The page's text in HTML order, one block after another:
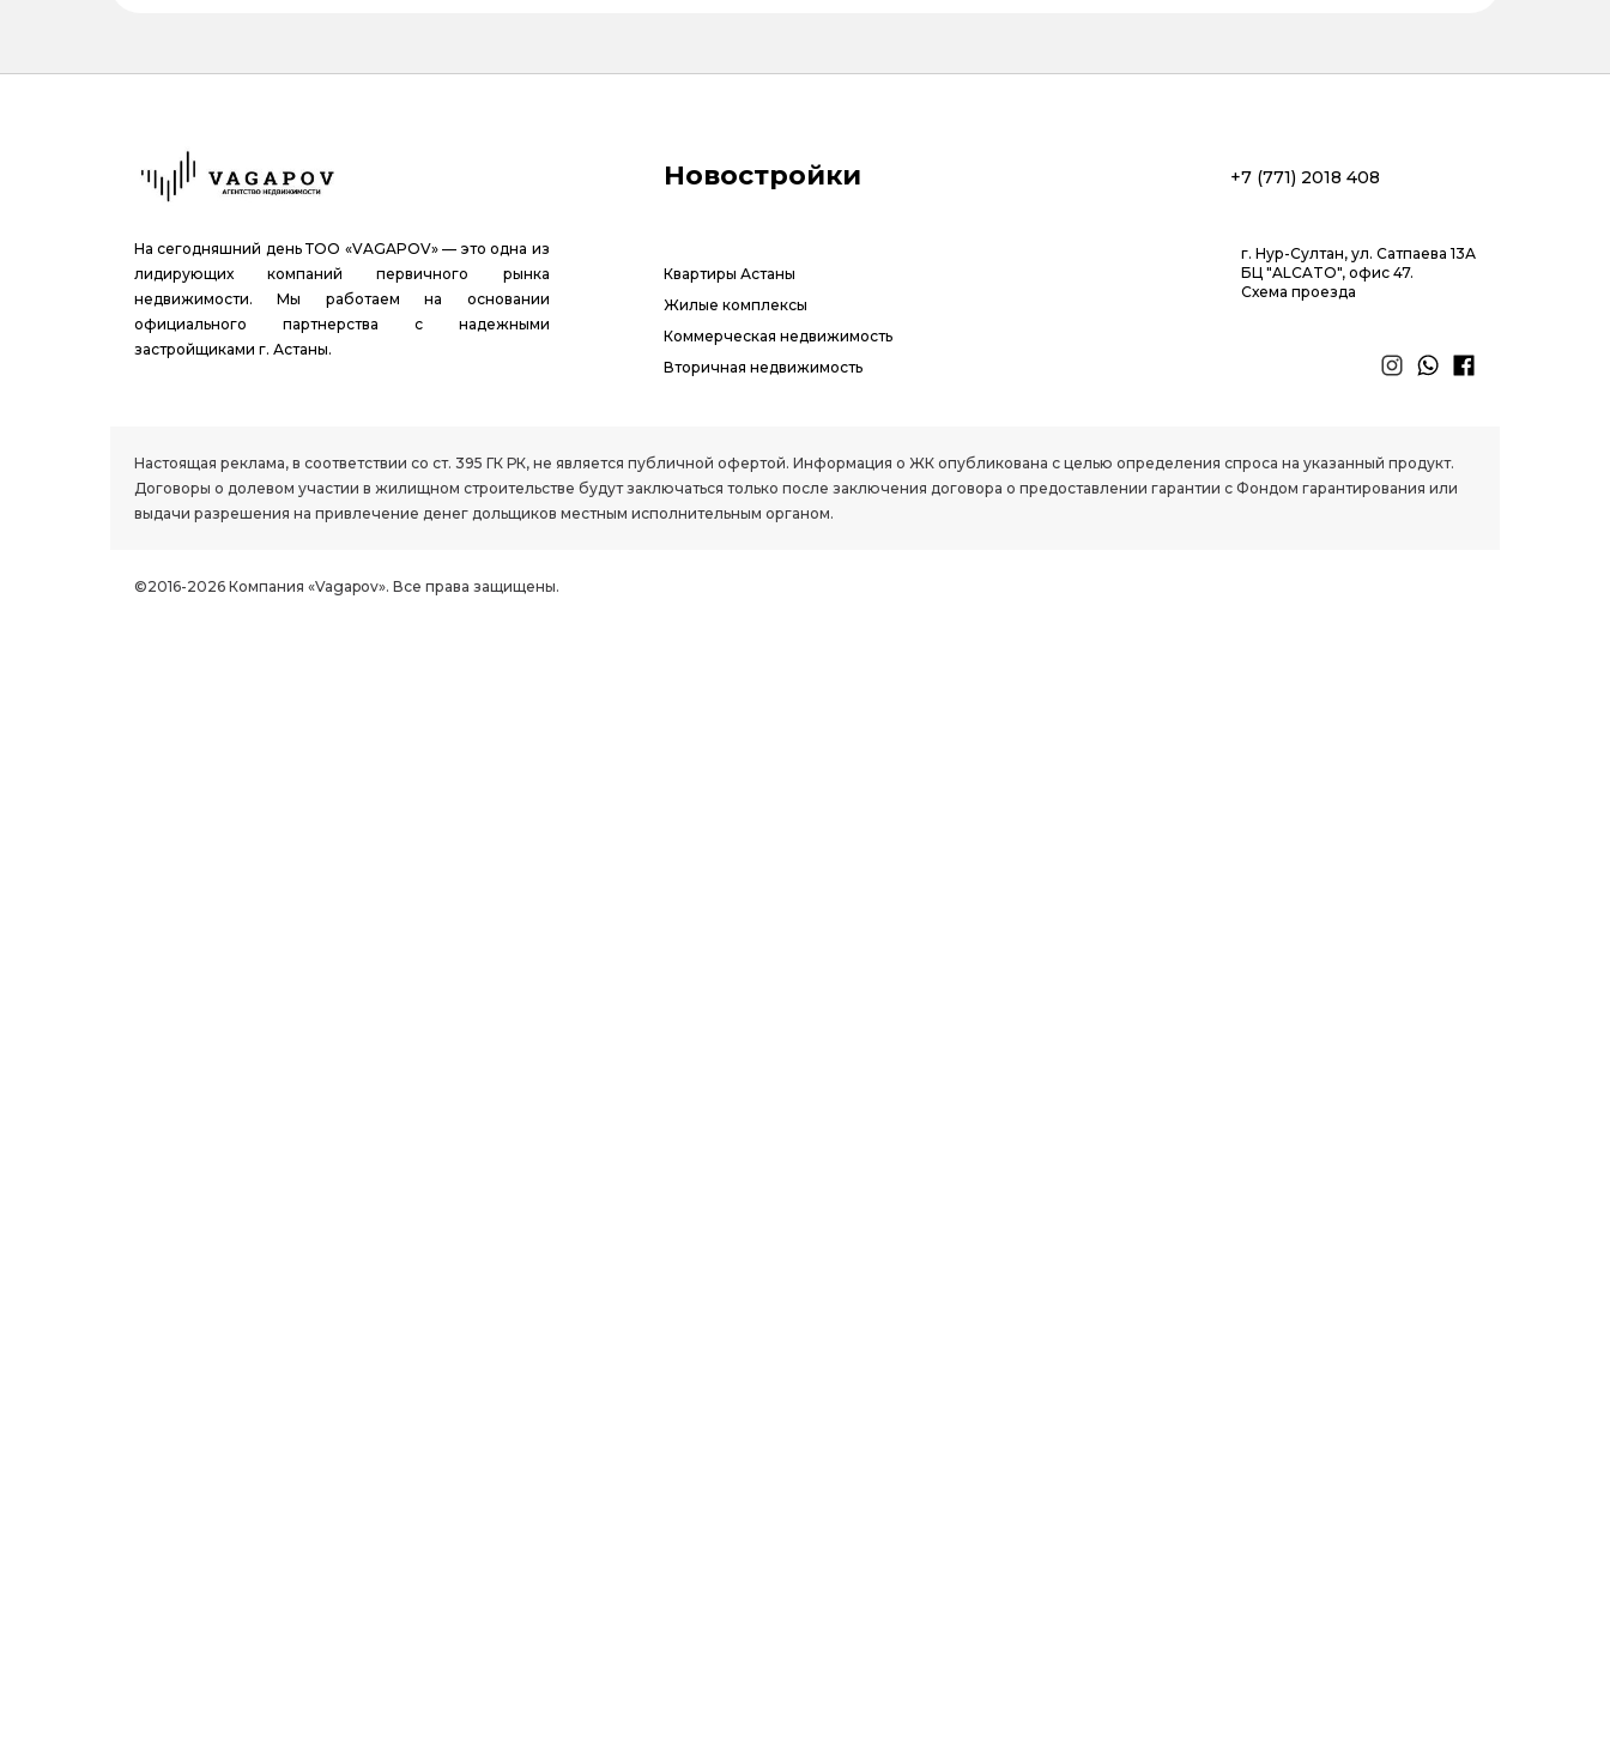
На сегодняшний день ТОО «VAGAPOV» — это одна из
лидирующих компаний первичного рынка
недвижимости. Мы работаем на основании
официального партнерства с надежными
застройщиками г. Астаны.
Новостройки
Квартиры Астаны
Жилые комплексы
Коммерческая недвижимость
Вторичная недвижимость
+7 (771) 2018 408
г. Нур-Султан, ул. Сатпаева 13А
БЦ "ALCATO", офис 47.
Схема проезда
Настоящая реклама, в соответствии со ст. 395 ГК РК, не является публичной офертой. Информация о ЖК опубликована с целью определения спроса на указанный продукт.
Договоры о долевом участии в жилищном строительстве будут заключаться только после заключения договора о предоставлении гарантии с Фондом гарантирования или
выдачи разрешения на привлечение денег дольщиков местным исполнительным органом.
©2016-2026 Компания «Vagapov». Все права защищены.